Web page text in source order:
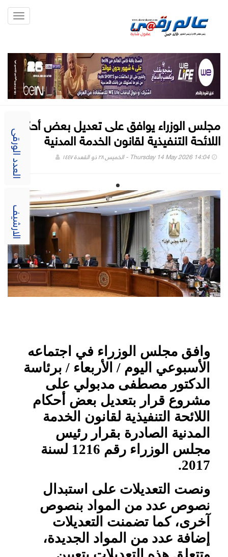
العدد الورقى
الارشيف
مجلس الوزراء يوافق على تعديل بعض أحكام
اللائحة التنفيذية لقانون الخدمة المدنية
Thursday 14 May 2026 14:04 - الخميس ٢٨ ذو القعدة ١٤٤٧
وافق مجلس الوزراء في اجتماعه
الأسبوعي اليوم / الأربعاء / برئاسة
الدكتور مصطفى مدبولي على
مشروع قرار بتعديل بعض أحكام
اللائحة التنفيذية لقانون الخدمة
المدنية الصادرة بقرار رئيس
مجلس الوزراء رقم 1216 لسنة
2017.
ونصت التعديلات على استبدال
نصوص عدد من المواد بنصوص
آخرى، كما تضمنت التعديلات
إضافة عدد من المواد الجديدة،